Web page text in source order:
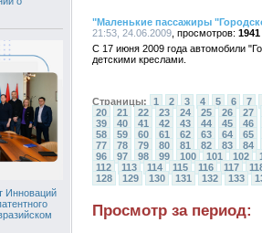
Инноваций
"Маленькие пассажиры
21:53, 24.06.2009
1941
С 17 июня 2009 года автомобили
детскими креслами.
Страницы: 1 2 3 4 5 6
7
20
21 22 23 24 25 26
27
39
40 41 42 43 44 45
46
58
59 60 61 62 63 64
65
77
78 79 80 81 82 83
84
96
97 98 99 100 101 102
112
113 114 115 116 117
128
129 130 131 132 133
Просмотр за период: